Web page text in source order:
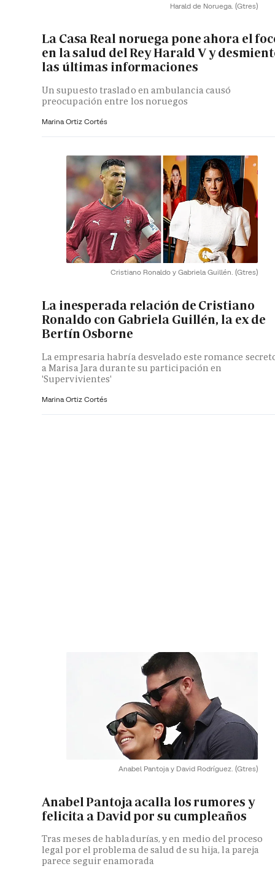
Harald de Noruega. (Gtres)
La Casa Real noruega pone ahora el
en la salud del Rey Harald V y
las últimas informaciones
Un supuesto traslado en ambulancia causó
preocupación entre los noruegos
Marina Ortiz Cortés
Cristiano Ronaldo y Gabriela Guillén. (Gtres)
La inesperada relación de Cristiano
Ronaldo con Gabriela Guillén, la ex de
Bertín Osborne
La empresaria habría desvelado este romance
a Marisa Jara durante su participación en
'Supervivientes'
Marina Ortiz Cortés
Anabel Pantoja y David Rodríguez. (Gtres)
Anabel Pantoja acalla los rumores y
felicita a David por su cumpleaños
Tras meses de habladurías, y en medio del proceso
legal por el problema de salud de su hija, la pareja
parece seguir enamorada